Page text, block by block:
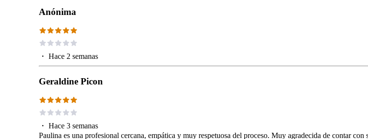
Anónima
・ Hace 2 semanas
Geraldine Picon
・ Hace 3 semanas
Paulina es una profesional cercana, empática y muy respetuosa del proceso. Muy agradecida de contar con